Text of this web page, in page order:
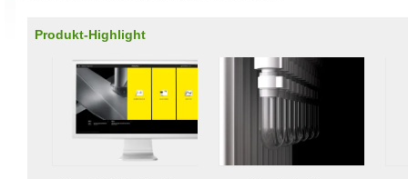
Produkt-Highlight